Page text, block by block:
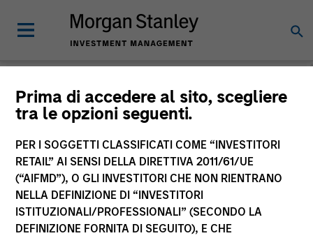
Prima di accedere al sito, scegliere
tra le opzioni seguenti.
PER I SOGGETTI CLASSIFICATI COME “INVESTITORI
RETAIL” AI SENSI DELLA DIRETTIVA 2011/61/UE
(“AIFMD”), O GLI INVESTITORI CHE NON RIENTRANO
NELLA DEFINIZIONE DI “INVESTITORI
ISTITUZIONALI/PROFESSIONALI” (SECONDO LA
DEFINIZIONE FORNITA DI SEGUITO), E CHE
Morgan Stanley
Investment Funds